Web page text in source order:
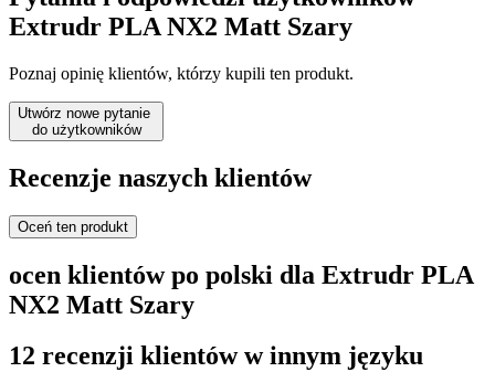
Extrudr PLA NX2 Matt Szary
Poznaj opinię klientów, którzy kupili ten produkt.
Utwórz nowe pytanie
do użytkowników
Recenzje naszych klientów
Oceń ten produkt
ocen klientów po polski dla Extrudr PLA
NX2 Matt Szary
12 recenzji klientów w innym języku